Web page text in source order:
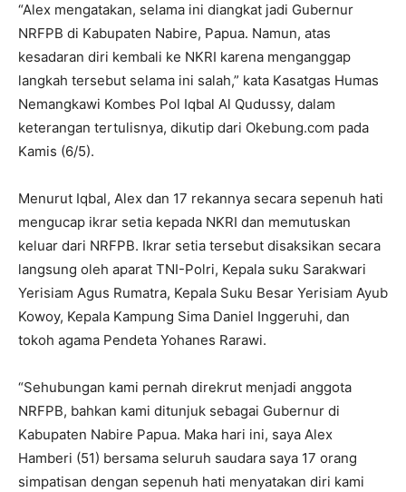
“Alex mengatakan, selama ini diangkat jadi Gubernur
NRFPB di Kabupaten Nabire, Papua. Namun, atas
kesadaran diri kembali ke NKRI karena menganggap
langkah tersebut selama ini salah,” kata Kasatgas Humas
Nemangkawi Kombes Pol Iqbal Al Qudussy, dalam
keterangan tertulisnya, dikutip dari Okebung.com pada
Kamis (6/5).
Menurut Iqbal, Alex dan 17 rekannya secara sepenuh hati
mengucap ikrar setia kepada NKRI dan memutuskan
keluar dari NRFPB. Ikrar setia tersebut disaksikan secara
langsung oleh aparat TNI-Polri, Kepala suku Sarakwari
Yerisiam Agus Rumatra, Kepala Suku Besar Yerisiam Ayub
Kowoy, Kepala Kampung Sima Daniel Inggeruhi, dan
tokoh agama Pendeta Yohanes Rarawi.
“Sehubungan kami pernah direkrut menjadi anggota
NRFPB, bahkan kami ditunjuk sebagai Gubernur di
Kabupaten Nabire Papua. Maka hari ini, saya Alex
Hamberi (51) bersama seluruh saudara saya 17 orang
simpatisan dengan sepenuh hati menyatakan diri kami